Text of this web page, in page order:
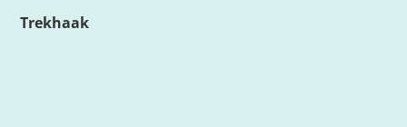
Trekhaak